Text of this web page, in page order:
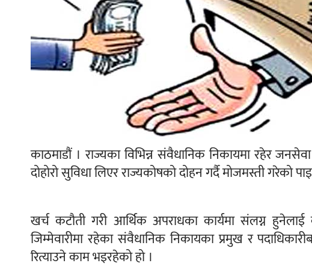
काठमाडौं । राज्यका विभिन्न संवैधानिक निकायमा रहेर
दोहोरो सुविधा लिएर राज्यकोषको दोहन गर्दै मोजमस्ती गरेको
खर्च कटौती गरी आर्थिक अपराधका कार्यमा संलग्न
जिम्मेवारीमा रहेका संवैधानिक निकायका प्रमुख र
रित्याउने काम भइरहेको हो ।